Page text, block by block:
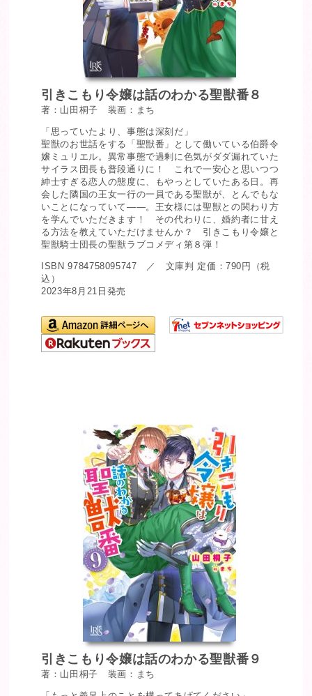
引きこもり令嬢は話のわかる聖獣番８
著：山田桐子 装画：まち
「思っていたより、事態は深刻だ」
聖獣のお世話をする「聖獣番」として働いている伯爵令
嬢ミュリエル。異常事態で過剰に色気がダダ漏れていた
サイラス団長も普段通りに！ これで一安心と思いつつ
紳士すぎる恋人の態度に、もやっとしていたある日。再
会した隣国の王女一行の一員である聖獣が、とんでもな
いことになっていて――。王女様には聖獣との関わり方
を学んでいただきます！ その代わりに、婚約者に甘え
る方法を教えていただけませんか？ 引きこもり令嬢と
聖獣騎士団長の聖獣ラブコメディ第８弾！
ISBN 9784758095747 ／ 文庫判 定価：790円（税
込）
2023年8月21日発売
引きこもり令嬢は話のわかる聖獣番９
著：山田桐子 装画：まち